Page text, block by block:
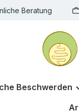
Beratung
Beschwerden